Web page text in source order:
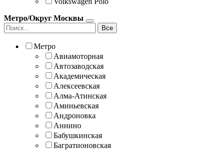
Метро/Округ Москвы
Все
Метро
Авиамоторная
Автозаводская
Академическая
Алексеевская
Алма-Атинская
Аминьевская
Андроновка
Аннино
Бабушкинская
Багратионовская